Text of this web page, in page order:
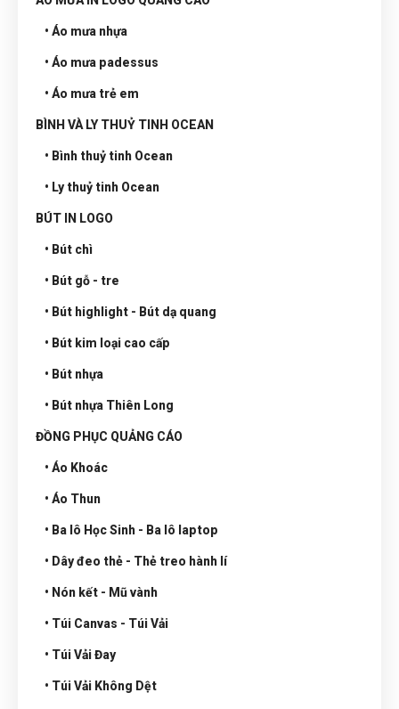
• Áo mưa nhựa
• Áo mưa padessus
• Áo mưa trẻ em
BÌNH VÀ LY THUỶ TINH OCEAN
• Bình thuỷ tinh Ocean
• Ly thuỷ tinh Ocean
BÚT IN LOGO
• Bút chì
• Bút gỗ - tre
• Bút highlight - Bút dạ quang
• Bút kim loại cao cấp
• Bút nhựa
• Bút nhựa Thiên Long
ĐỒNG PHỤC QUẢNG CÁO
• Áo Khoác
• Áo Thun
• Ba lô Học Sinh - Ba lô laptop
• Dây đeo thẻ - Thẻ treo hành lí
• Nón kết - Mũ vành
• Túi Canvas - Túi Vải
• Túi Vải Đay
• Túi Vải Không Dệt